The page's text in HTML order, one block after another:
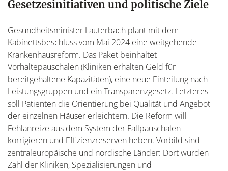
Gesetzesinitiativen und politische Ziele
Gesundheitsminister Lauterbach plant mit dem
Kabinettsbeschluss vom Mai 2024 eine weitgehende
Krankenhausreform. Das Paket beinhaltet
Vorhaltepauschalen (Kliniken erhalten Geld für
bereitgehaltene Kapazitäten), eine neue Einteilung nach
Leistungsgruppen und ein Transparenzgesetz. Letzteres
soll Patienten die Orientierung bei Qualität und Angebot
der einzelnen Häuser erleichtern. Die Reform will
Fehlanreize aus dem System der Fallpauschalen
korrigieren und Effizienzreserven heben. Vorbild sind
zentraleuropäische und nordische Länder: Dort wurden
Zahl der Kliniken, Spezialisierungen und